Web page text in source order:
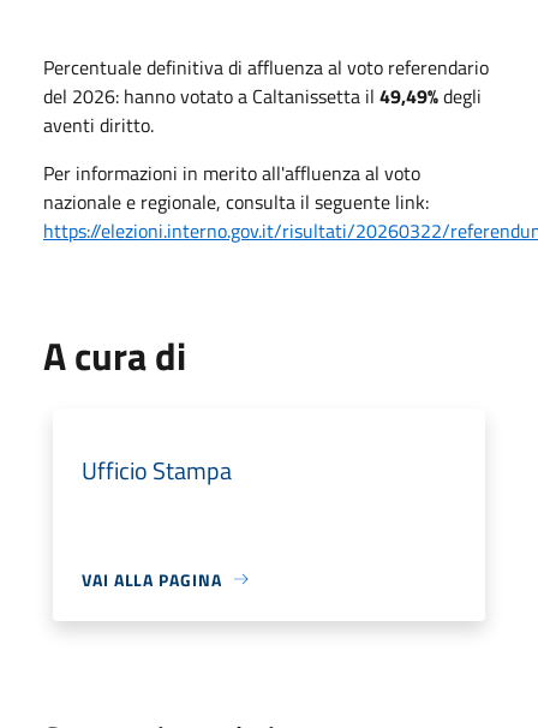
Percentuale definitiva di affluenza al voto referendario
del 2026: hanno votato a Caltanissetta il 49,49%degli
aventi diritto.
Per informazioni in merito all'affluenza al voto
nazionale e regionale, consulta il seguente link:
https://elezioni.interno.gov.it/risultati/20260322/
A cura di
Ufficio Stampa
VAI ALLA PAGINA